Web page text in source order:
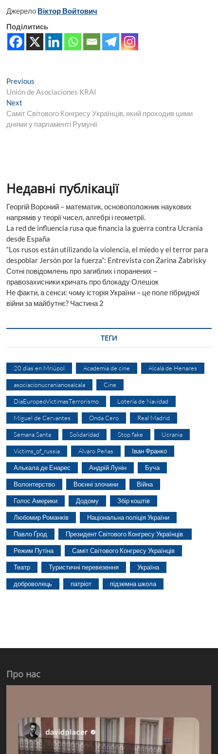
Джерело Віктор Войтович
Поділитись
Навігація
записів
Previous
post:
Unión de Asociaciones KRAI
Next
post:
Саміт Світового Конгресу Українців, який проходив цими
днями у парламенті Румунії
Недавні публікації
Георгій Вороний – математик, основоположник наукових
напрямів у теорії чисел, алгебрі і геометрії.
La red de influencia rusa que financia la guerra contra Ucrania
desde España
“Los rusos están utilizando la violencia, el miedo y el terror para
despoblar Jersón por la fuerza”: Entrevista con Zarina Zabrisky
Сотні повідомлень про загиблих і поранених –
правозахисники кричать про блокаду Олешок
Не факти, а сенси: чому історія України – це поле гібридної
війни за майбутнє? Частина 2
ТЕГИ
20 días en Mriúpol Academia de cine Alcalá de Henares
asociacionucranianosalcala Cine
DíaEuropeoVíctimasTerrorismo Lotería de Navidad
Miguel de Cervantes Onda Cero Real Madrid
Semana Santa Solidaridad Stop fake Ucrania
Victims_of_russia Álvaro Peñas Іван Франко
Алькала де Енарес Андрій Лунін Буча
Волонтерство Воєнні злочини Війна
Голос Америки Додому Збір коштів
Любомир Романків Національна поліція України
Павло Ґрод Президент Світового Конгресу Українців.
Режим Путіна Саміт Світового Конгресу Українців
Театр Туристичні перевезення Україна
доброволець патріот підземна школа
Про нас